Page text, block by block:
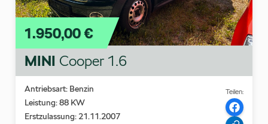
1.950,00 €
MINI Cooper 1.6
Antriebsart: Benzin
Leistung: 88 KW
Erstzulassung: 21.11.2007
Teilen: